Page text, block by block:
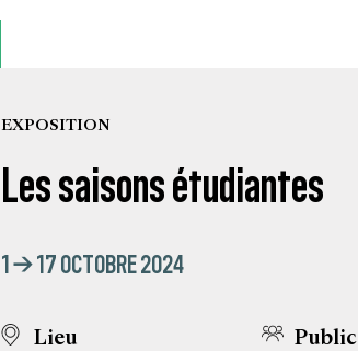
Les saisons étudiantes
EXPOSITION
1 → 17 OCTOBRE 2024
Lieu Public